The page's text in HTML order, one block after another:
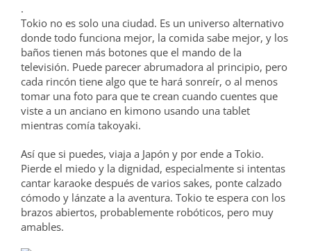
.
Tokio no es solo una ciudad. Es un universo alternativo
donde todo funciona mejor, la comida sabe mejor, y los
baños tienen más botones que el mando de la
televisión. Puede parecer abrumadora al principio, pero
cada rincón tiene algo que te hará sonreír, o al menos
tomar una foto para que te crean cuando cuentes que
viste a un anciano en kimono usando una tablet
mientras comía takoyaki.
Así que si puedes, viaja a Japón y por ende a Tokio.
Pierde el miedo y la dignidad, especialmente si intentas
cantar karaoke después de varios sakes, ponte calzado
cómodo y lánzate a la aventura. Tokio te espera con los
brazos abiertos, probablemente robóticos, pero muy
amables.